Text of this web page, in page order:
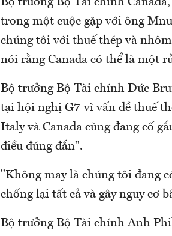
Bộ trưởng Bộ Tài chính
trong một cuộc gặp với ông
chúng tôi với thuế thép và
nói rằng Canada có thể là một
Bộ trưởng Bộ Tài chính Đức
tại hội nghị G7 vì vấn đề thuế
Italy và Canada cùng đang cố
điều đúng đắn".
"Không may là chúng tôi đang
chống lại tất cả và gây nguy cơ
Bộ trưởng Bộ Tài chính Anh